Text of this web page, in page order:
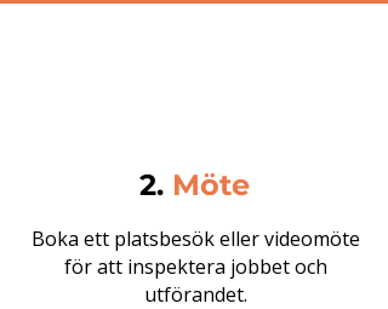
2. Möte
Boka ett platsbesök eller videomöte
för att inspektera jobbet och
utförandet.